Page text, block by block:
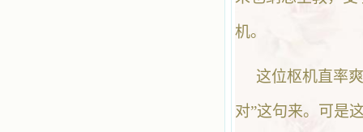
机。
这位枢机直率
对”这句来。可是